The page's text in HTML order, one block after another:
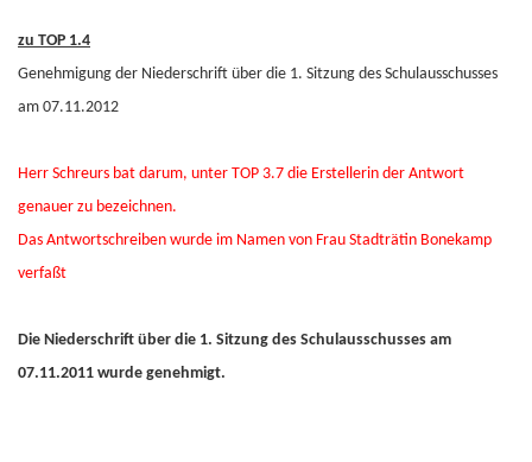
zu TOP 1.4
Genehmigung der Niederschrift über die 1. Sitzung des Schulausschusses
am 07.11.2012
Herr Schreurs bat darum, unter TOP 3.7 die Erstellerin der Antwort
genauer zu bezeichnen.
Das Antwortschreiben wurde im Namen von Frau Stadträtin Bonekamp
verfaßt
Die Niederschrift über die 1. Sitzung des Schulausschusses am
07.11.2011 wurde genehmigt.